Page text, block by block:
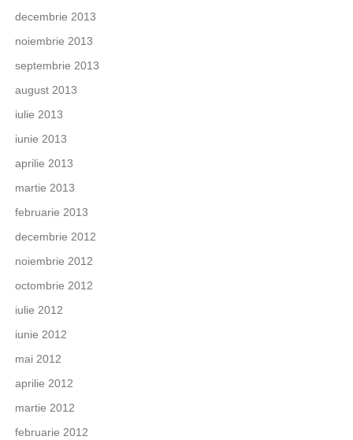
decembrie 2013
noiembrie 2013
septembrie 2013
august 2013
iulie 2013
iunie 2013
aprilie 2013
martie 2013
februarie 2013
decembrie 2012
noiembrie 2012
octombrie 2012
iulie 2012
iunie 2012
mai 2012
aprilie 2012
martie 2012
februarie 2012